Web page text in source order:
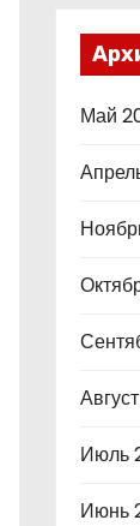
Май
Июль
Июнь